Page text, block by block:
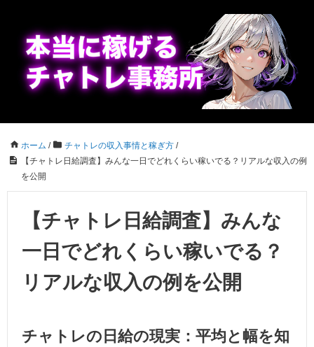
ホーム / チャトレの収入事情と稼ぎ方 /
【チャトレ日給調査】みんな一日でどれくらい稼いでる？リアルな収入の例
を公開
【チャトレ日給調査】みんな
一日でどれくらい稼いでる？
リアルな収入の例を公開
チャトレの日給の現実：平均と幅を知